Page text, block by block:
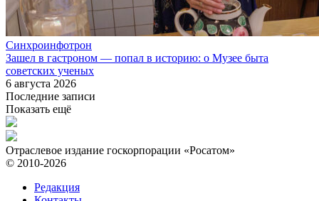
Синхроинфотрон
Зашел в гастроном — попал в историю: о Музее быта
советских ученых
6 августа 2026
Последние записи
Показать ещё
Отраслевое издание госкорпорации «Росатом»
© 2010-2026
Редакция